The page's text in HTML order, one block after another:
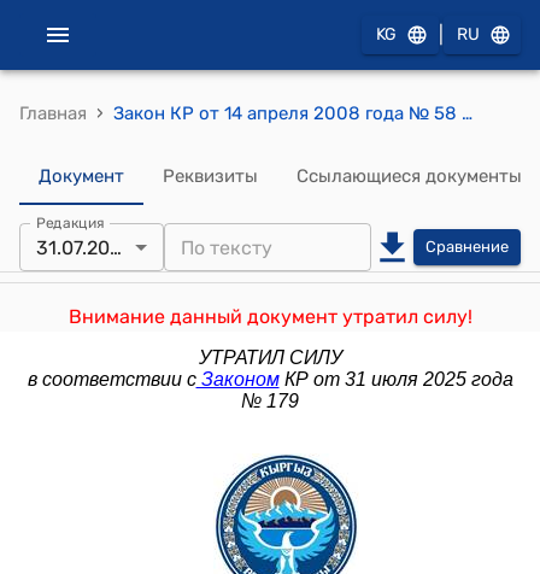
KG RU
Главная › Закон КР от 14 апреля 2008 года № 58 "Об информации персонального характера"
Документ Реквизиты Ссылающиеся документы
Редакция
31.07.2025 Сравнение
Внимание данный документ утратил силу!